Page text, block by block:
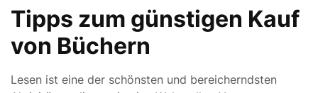
2024
Tipps zum günstigen Kauf
von Büchern
Lesen ist eine der schönsten und bereicherndsten